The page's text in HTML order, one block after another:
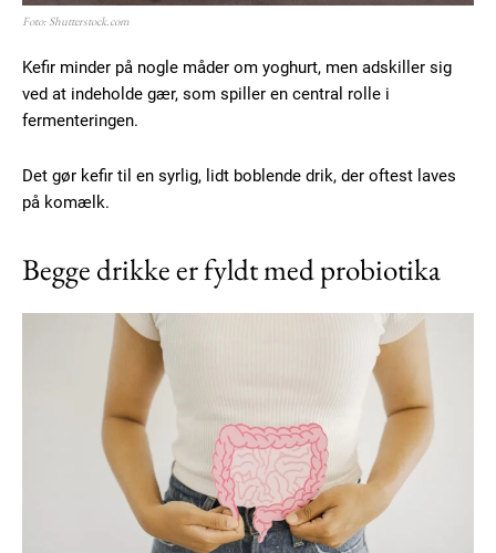
Foto: Shutterstock.com
Kefir minder på nogle måder om yoghurt, men adskiller sig
ved at indeholde gær, som spiller en central rolle i
fermenteringen.
Det gør kefir til en syrlig, lidt boblende drik, der oftest laves
på komælk.
Begge drikke er fyldt med probiotika